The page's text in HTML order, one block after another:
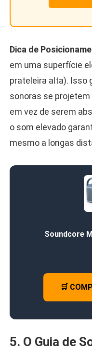
Dica de
em uma superfície
prateleira alta). Isso
sonoras se
em vez de serem
o som elevado
mesmo a longas
Soundcore
🛒
5. O Guia de